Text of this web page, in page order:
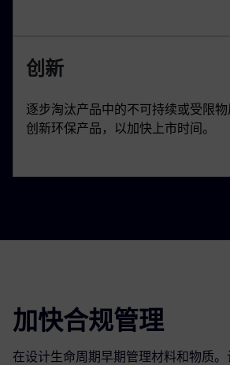
创新
逐步淘汰产品中的不可持续或受限
创新环保产品，以加快上市时间。
加快合规管理
在设计生命周期早期管理材料和物质